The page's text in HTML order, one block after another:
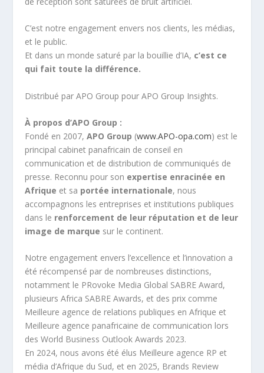
C’est notre engagement envers nos clients, les médias,
et le public.
Et dans un monde saturé par la bouillie d’IA, c’est ce
qui fait toute la différence.
Distribué par APO Group pour APO Group Insights.
À propos d’APO Group :
Fondé en 2007,APO Group (www.APO-opa.com) est le
principal cabinet panafricain de conseil en
communication et de distribution de communiqués de
presse. Reconnu pour son expertise enracinée en
Afrique et sa portée internationale, nous
accompagnons les entreprises et institutions publiques
dans le renforcement de leur réputation et de leur
image de marque sur le continent.
Notre engagement envers l’excellence et l’innovation a
été récompensé par de nombreuses distinctions,
notamment le PRovoke Media Global SABRE Award,
plusieurs Africa SABRE Awards, et des prix comme
Meilleure agence de relations publiques en Afrique et
Meilleure agence panafricaine de communication lors
des World Business Outlook Awards 2023.
En 2024, nous avons été élus Meilleure agence RP et
média d’Afrique du Sud, et en 2025, Brands Review